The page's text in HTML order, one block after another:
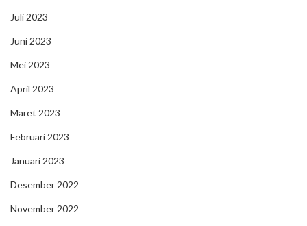
Juli 2023
Juni 2023
Mei 2023
April 2023
Maret 2023
Februari 2023
Januari 2023
Desember 2022
November 2022